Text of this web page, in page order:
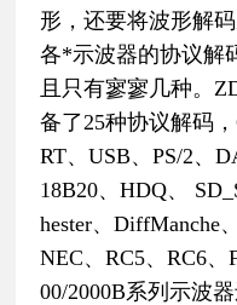
形，还要将波形解
各*示波器的协议解
且只有寥寥几种。
备了25种协议解码
RT、USB、PS/2、
18B20、HDQ、
hester、DiffManche
NEC、RC5、RC6
00/2000B系列示波